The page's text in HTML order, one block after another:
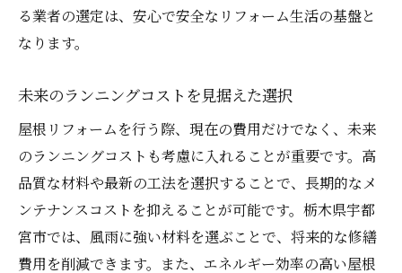
る業者の選定は、安心で安全なリフォーム生活の基盤と
なります。
未来のランニングコストを見据えた選択
屋根リフォームを行う際、現在の費用だけでなく、未来
のランニングコストも考慮に入れることが重要です。高
品質な材料や最新の工法を選択することで、長期的なメ
ンテナンスコストを抑えることが可能です。栃木県宇都
宮市では、風雨に強い材料を選ぶことで、将来的な修繕
費用を削減できます。また、エネルギー効率の高い屋根